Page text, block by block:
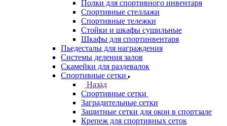
Полки для спортивного инвентаря
Спортивные стеллажи
Спортивные тележки
Стойки и шкафы сушильные
Шкафы для спортинвентаря
Пьедесталы для награждения
Системы деления залов
Скамейки для раздевалок
Спортивные сетки
Назад
Спортивные сетки
Заградительные сетки
Защитные сетки для окон в спортзале
Крепеж для спортивных сеток